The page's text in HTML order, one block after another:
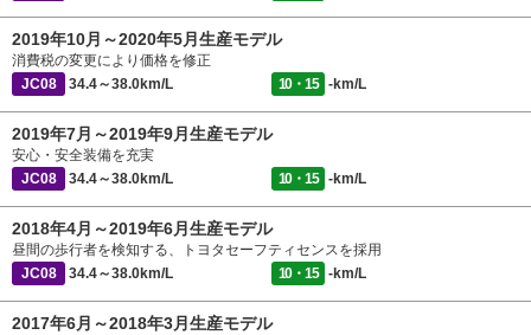
2019年10月～2020年5月生産モデル
消費税の変更により価格を修正
JC08
34.4～38.0km/L 10・15 -km/L
2019年7月～2019年9月生産モデル
安心・安全装備を充実
JC08
34.4～38.0km/L 10・15 -km/L
2018年4月～2019年6月生産モデル
昼間の歩行者を検知する、トヨタセーフティセンスを採用
JC08
34.4～38.0km/L 10・15 -km/L
2017年6月～2018年3月生産モデル